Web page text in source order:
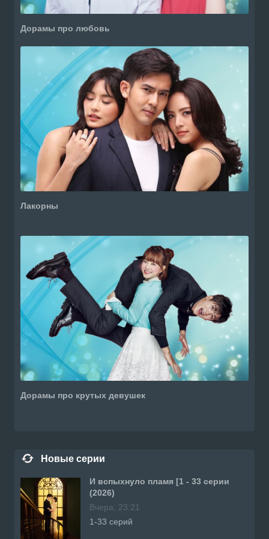
Дорамы про любовь
Лакорны
Дорамы про крутых девушек
Новые серии
И вспыхнуло пламя [1 - 33 серии
(2026)
Вчера, 23:21
1-33 серий